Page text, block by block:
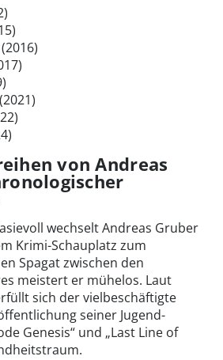
von Andreas
wechselt Andreas Gruber
Krimi-Schauplatz zum
Spagat zwischen den
meistert er mühelos. Laut
sich der vielbeschäftigte
seiner Jugend-
Genesis“ und „Last Line of